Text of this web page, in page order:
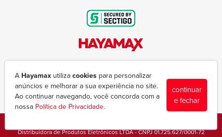
(43) 3377-6600
hayamax@hayamax.com.br
Segunda à sexta das 8:00 às 18:00
Distribuidora de Produtos Eletrônicos LTDA - CNPJ 01.725.627/0001-72
A Hayamax utiliza cookies para personalizar
anúncios e melhorar a sua experiência no site.
Ao continuar navegando, você concorda com a
nossa Política de Privacidade.
continuar
e fechar